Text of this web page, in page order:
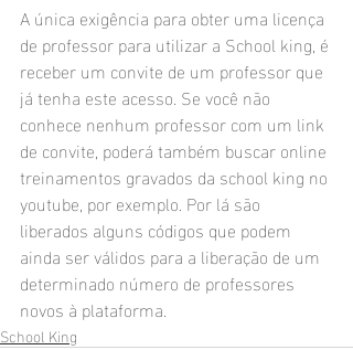
A única exigência para obter uma licença
de professor para utilizar a School king, é
receber um convite de um professor que
já tenha este acesso. Se você não
conhece nenhum professor com um link
de convite, poderá também buscar online
treinamentos gravados da school king no
youtube, por exemplo. Por lá são
liberados alguns códigos que podem
ainda ser válidos para a liberação de um
determinado número de professores
novos à plataforma.
School King